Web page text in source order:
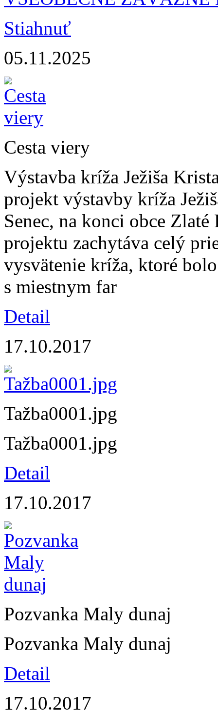
Stiahnuť
05.11.2025
Cesta viery
Výstavba kríža Ježiša
projekt výstavby kríža
Senec, na konci obce
projektu zachytáva celý
vysvätenie kríža, ktoré
s miestnym far
Detail
17.10.2017
Tažba0001.jpg
Tažba0001.jpg
Detail
17.10.2017
Pozvanka Maly dunaj
Pozvanka Maly dunaj
Detail
17.10.2017